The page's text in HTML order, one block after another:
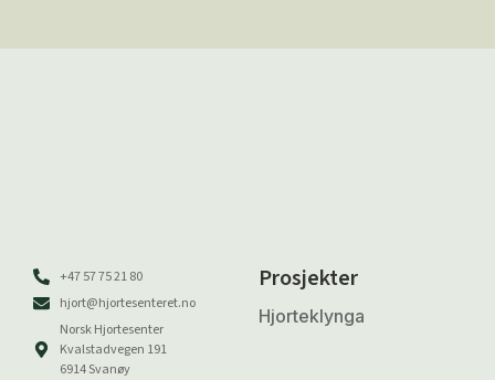
+47 57 75 21 80
hjort@hjortesenteret.no
Norsk Hjortesenter
Kvalstadvegen 191
6914 Svanøy
Prosjekter
Hjorteklynga